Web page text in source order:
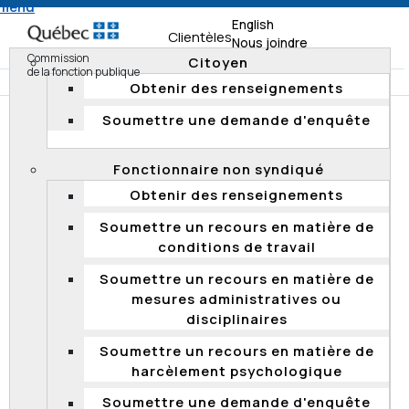
Commission
de la fonction publique
English
Nous joindre
Clientèles
Citoyen
Obtenir des renseignements
Soumettre une demande d'enquête
Fonctionnaire non syndiqué
Obtenir des renseignements
Soumettre un recours en matière de
conditions de travail
Soumettre un recours en matière de
mesures administratives ou
disciplinaires
Soumettre un recours en matière de
harcèlement psychologique
Soumettre une demande d'enquête
Accueil Documentation
Rapports de vérification
Rapports de vérification 2020
Publication des résultats d’une vérification ponctuelle
portant sur l’attribution de la rémunération des
Publication des résultats d’une
vérification ponctuelle portant sur
l’attribution de la rémunération des
ingénieurs au recrutement
Mise à jour du 28 juin 2023